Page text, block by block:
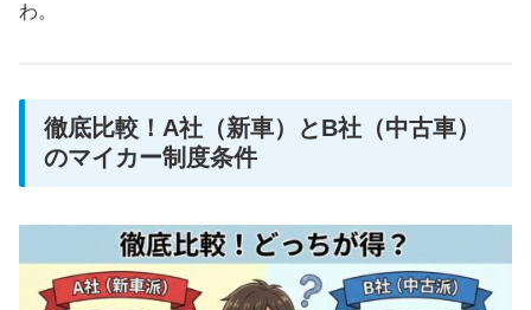
わ。
徹底比較！A社（新車）とB社（中古車）
のマイカー制度条件